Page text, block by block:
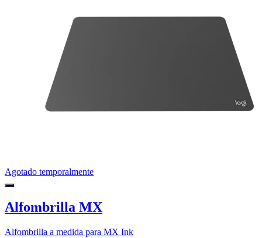
Agotado temporalmente
Alfombrilla MX
Alfombrilla a medida para MX Ink